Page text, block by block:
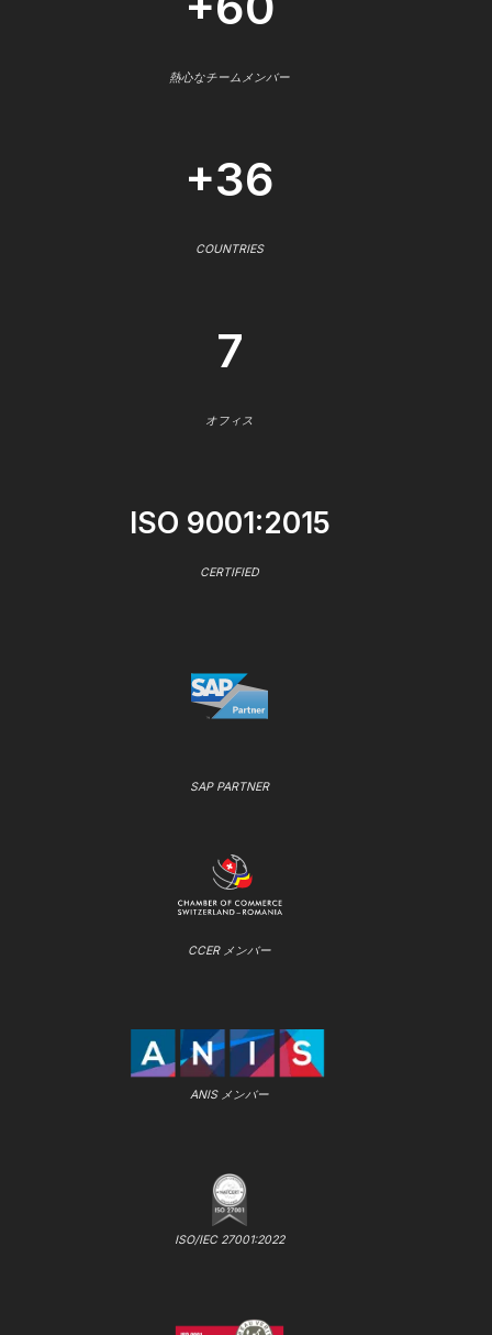
熱心なチームメンバー
+36
COUNTRIES
7
オフィス
ISO 9001:2015
CERTIFIED
SAP PARTNER
CCER メンバー
ANIS メンバー
ISO/IEC 27001:2022